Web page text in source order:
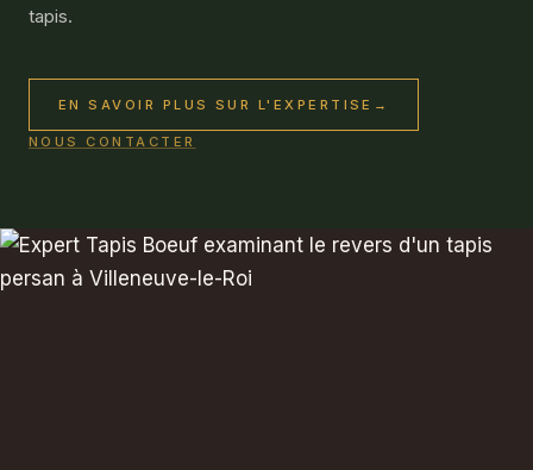
tapis.
EN SAVOIR PLUS SUR L'EXPERTISE →
NOUS CONTACTER